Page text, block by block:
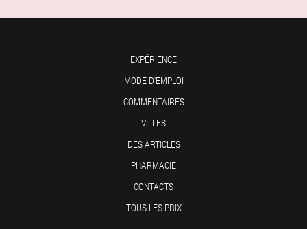
EXPÉRIENCE
MODE D'EMPLOI
COMMENTAIRES
VILLES
DES ARTICLES
PHARMACIE
CONTACTS
TOUS LES PRIX